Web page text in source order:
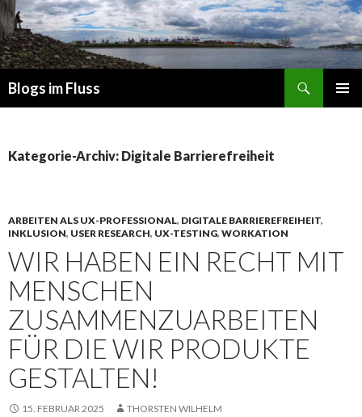
Blogs im Fluss
Kategorie-Archiv: Digitale Barrierefreiheit
ARBEITEN ALS UX-PROFESSIONAL, DIGITALE BARRIEREFREIHEIT,
INKLUSION, USER RESEARCH, UX-TESTING, WORKATION
WIR HABEN EIN RECHT MIT
MENSCHEN
ZUSAMMENZUARBEITEN
FÜR DIE WIR PRODUKTE
GESTALTEN!
15. FEBRUAR 2025 THORSTEN WILHELM